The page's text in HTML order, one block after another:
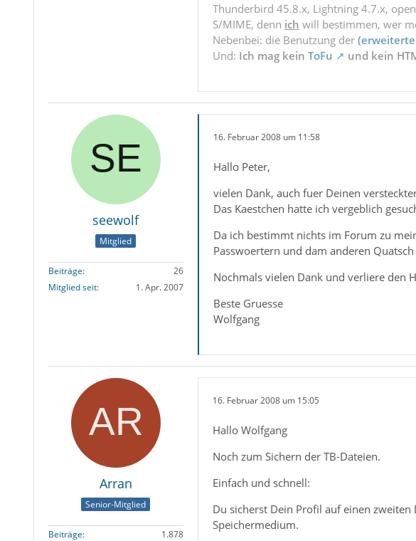
Thunderbird 45.8.x, Lightning 4.7.x,
S/MIME, denn ich will bestimmen, wer
Nebenbei: die Benutzung der
Und: Ich mag kein ToFu und kein
seewolf
Mitglied
Beiträge
26
Mitglied seit
1. Apr. 2007
16. Februar 2008 um 11:58
Hallo Peter,
vielen Dank, auch fuer Deinen
Das Kaestchen hatte ich vergeblich
Da ich bestimmt nichts im Forum zu
Passwoertern und dam anderen
Nochmals vielen Dank und verliere den
Beste Gruesse
Wolfgang
Arran
Senior-Mitglied
Beiträge
1.878
16. Februar 2008 um 15:05
Hallo Wolfgang
Noch zum Sichern der TB-Dateien.
Einfach und schnell:
Du sicherst Dein Profil auf einen zweiten
Speichermedium.